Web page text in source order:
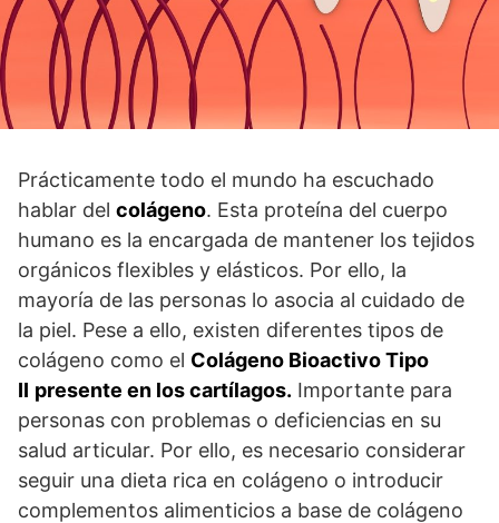
Prácticamente todo el mundo ha escuchado
hablar del colágeno. Esta proteína del cuerpo
humano es la encargada de mantener los tejidos
orgánicos flexibles y elásticos. Por ello, la
mayoría de las personas lo asocia al cuidado de
la piel. Pese a ello, existen diferentes tipos de
colágeno como el Colágeno Bioactivo Tipo
II presente en los cartílagos. Importante para
personas con problemas o deficiencias en su
salud articular. Por ello, es necesario considerar
seguir una dieta rica en colágeno o introducir
complementos alimenticios a base de colágeno